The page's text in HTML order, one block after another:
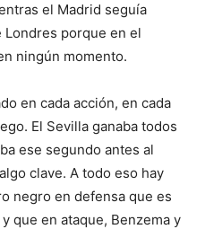
el Madrid seguía
porque en el
ningún momento.
en cada acción, en cada
El Sevilla ganaba todos
ese segundo antes al
clave. A todo eso hay
negro en defensa que es
que en ataque, Benzema y